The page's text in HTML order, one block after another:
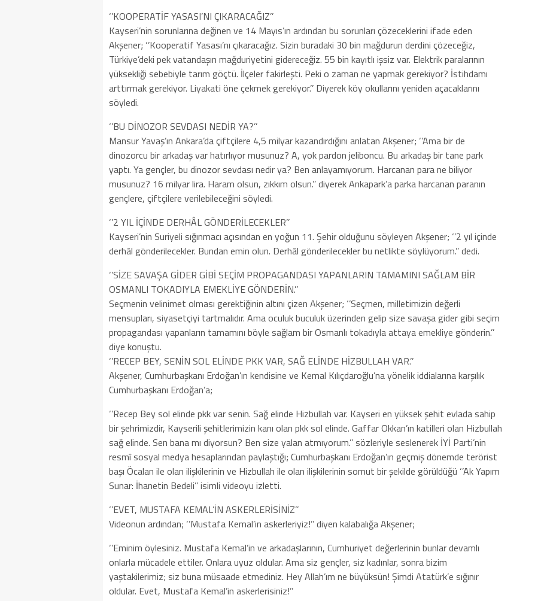
‘’KOOPERATİF YASASI’NI ÇIKARACAĞIZ’’
Kayseri’nin sorunlarına değinen ve 14 Mayıs’ın ardından bu sorunları çözeceklerini ifade eden
Akşener; ‘’Kooperatif Yasası’nı çıkaracağız. Sizin buradaki 30 bin mağdurun derdini çözeceğiz,
Türkiye’deki pek vatandaşın mağduriyetini gidereceğiz. 55 bin kayıtlı işsiz var. Elektrik paralarının
yüksekliği sebebiyle tarım göçtü. İlçeler fakirleşti. Peki o zaman ne yapmak gerekiyor? İstihdamı
arttırmak gerekiyor. Liyakati öne çekmek gerekiyor.’’ Diyerek köy okullarını yeniden açacaklarını
söyledi.
‘’BU DİNOZOR SEVDASI NEDİR YA?’’
Mansur Yavaş’ın Ankara’da çiftçilere 4,5 milyar kazandırdığını anlatan Akşener; ‘’Ama bir de
dinozorcu bir arkadaş var hatırlıyor musunuz? A, yok pardon jeliboncu. Bu arkadaş bir tane park
yaptı. Ya gençler, bu dinozor sevdası nedir ya? Ben anlayamıyorum. Harcanan para ne biliyor
musunuz? 16 milyar lira. Haram olsun, zıkkım olsun.’’ diyerek Ankapark’a parka harcanan paranın
gençlere, çiftçilere verilebileceğini söyledi.
‘’2 YIL İÇİNDE DERHÂL GÖNDERİLECEKLER’’
Kayseri’nin Suriyeli sığınmacı açısından en yoğun 11. Şehir olduğunu söyleyen Akşener; ‘’2 yıl içinde
derhâl gönderilecekler. Bundan emin olun. Derhâl gönderilecekler bu netlikte söylüyorum.’’ dedi.
‘’SİZE SAVAŞA GİDER GİBİ SEÇİM PROPAGANDASI YAPANLARIN TAMAMINI SAĞLAM BİR
OSMANLI TOKADIYLA EMEKLİYE GÖNDERİN.’’
Seçmenin velinimet olması gerektiğinin altını çizen Akşener; ‘’Seçmen, milletimizin değerli
mensupları, siyasetçiyi tartmalıdır. Ama oculuk buculuk üzerinden gelip size savaşa gider gibi seçim
propagandası yapanların tamamını böyle sağlam bir Osmanlı tokadıyla attaya emekliye gönderin.’’
diye konuştu.
‘’RECEP BEY, SENİN SOL ELİNDE PKK VAR, SAĞ ELİNDE HİZBULLAH VAR.’’
Akşener, Cumhurbaşkanı Erdoğan’ın kendisine ve Kemal Kılıçdaroğlu’na yönelik iddialarına karşılık
Cumhurbaşkanı Erdoğan’a;
‘’Recep Bey sol elinde pkk var senin. Sağ elinde Hizbullah var. Kayseri en yüksek şehit evlada sahip
bir şehrimizdir, Kayserili şehitlerimizin kanı olan pkk sol elinde. Gaffar Okkan’ın katilleri olan Hizbullah
sağ elinde. Sen bana mı diyorsun? Ben size yalan atmıyorum.’’ sözleriyle seslenerek İYİ Parti’nin
resmî sosyal medya hesaplarından paylaştığı; Cumhurbaşkanı Erdoğan’ın geçmiş dönemde terörist
başı Öcalan ile olan ilişkilerinin ve Hizbullah ile olan ilişkilerinin somut bir şekilde görüldüğü ‘’Ak Yapım
Sunar: İhanetin Bedeli’’ isimli videoyu izletti.
‘’EVET, MUSTAFA KEMAL’İN ASKERLERİSİNİZ’’
Videonun ardından; ‘’Mustafa Kemal’in askerleriyiz!’’ diyen kalabalığa Akşener;
‘’Eminim öylesiniz. Mustafa Kemal’in ve arkadaşlarının, Cumhuriyet değerlerinin bunlar devamlı
onlarla mücadele ettiler. Onlara uyuz oldular. Ama siz gençler, siz kadınlar, sonra bizim
yaştakilerimiz; siz buna müsaade etmediniz. Hey Allah’ım ne büyüksün! Şimdi Atatürk’e sığınır
oldular. Evet, Mustafa Kemal’in askerlerisiniz!’’